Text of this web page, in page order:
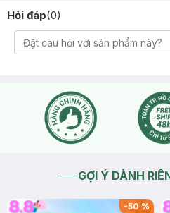
Hỏi đáp(0)
GỢI Ý DÀNH
-50%